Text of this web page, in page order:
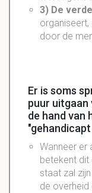
3) De
door de
Er is soms
puur uitgaan
de hand van
"gehandicapt
Wanneer er
betekent dit
staat zal
de overheid